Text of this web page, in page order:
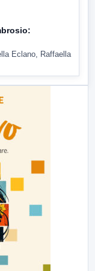
Eclano, Raffaella